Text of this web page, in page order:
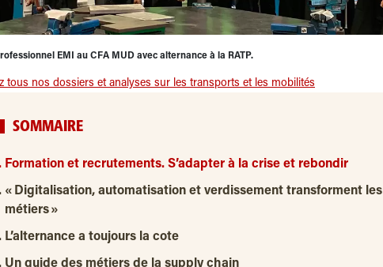
EMI au CFA MUD avec alternance à la RATP.
tous nos dossiers et analyses sur les transports et les mobilités
SOMMAIRE
Formation et recrutements. S’adapter à la crise et rebondir
« Digitalisation, automatisation et verdissement transforment les
métiers »
L’alternance a toujours la cote
Un guide des métiers de la supply chain